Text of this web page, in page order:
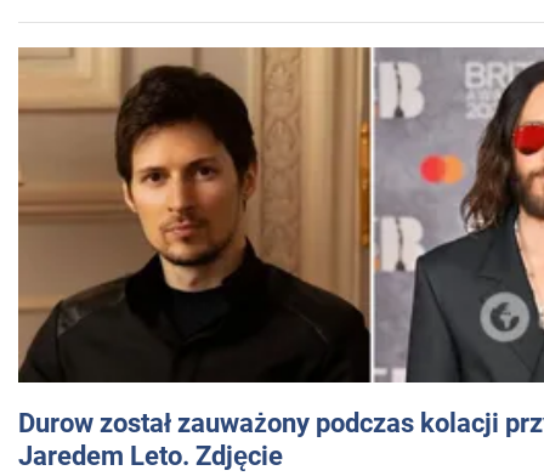
Durow został zauważony podczas kolacji
Jaredem Leto. Zdjęcie